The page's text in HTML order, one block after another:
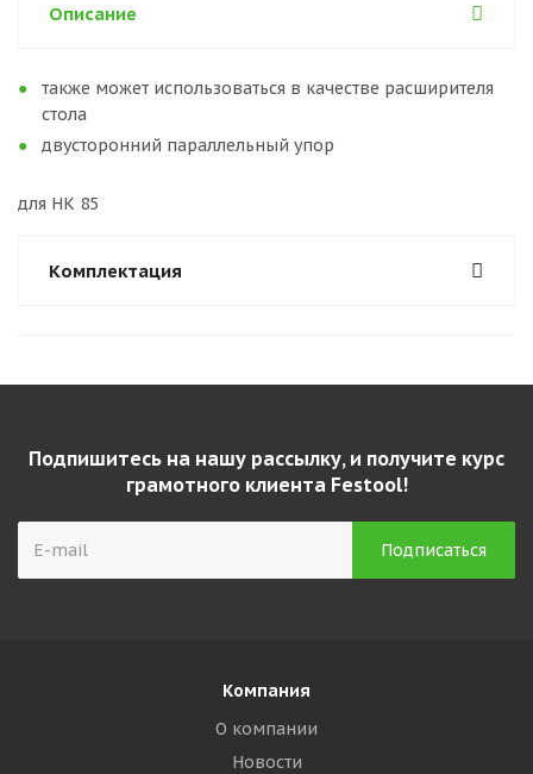
Описание
также может использоваться в качестве расширителя
стола
двусторонний параллельный упор
для HK 85
Комплектация
Подпишитесь на нашу рассылку, и получите курс
грамотного клиента Festool!
Компания
О компании
Новости